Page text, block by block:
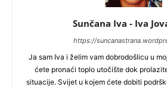
Sunčana Iva - Iva
https://
Ja sam Iva i želim vam dobrodošlicu u
ćete pronaći toplo utočište dok
situacije. Svijet u kojem ćete dobiti